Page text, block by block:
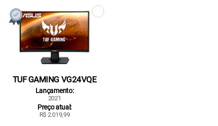
TUF GAMING VG24VQE
Lançamento:
2021
Preço atual:
R$ 2.019,99